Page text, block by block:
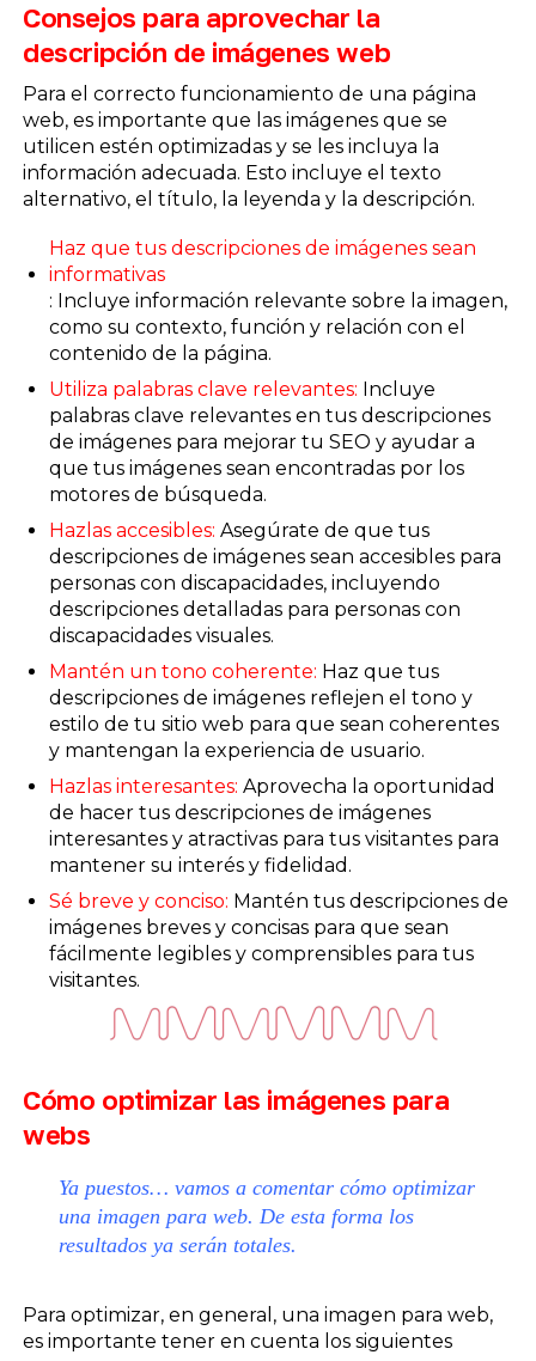
Consejos para aprovechar la
descripción de imágenes web
Para el correcto funcionamiento de una página
web, es importante que las imágenes que se
utilicen estén optimizadas y se les incluya la
información adecuada. Esto incluye el texto
alternativo, el título, la leyenda y la descripción.
Haz que tus descripciones de imágenes sean
informativas
: Incluye información relevante sobre la imagen,
como su contexto, función y relación con el
contenido de la página.
Utiliza palabras clave relevantes: Incluye
palabras clave relevantes en tus descripciones
de imágenes para mejorar tu SEO y ayudar a
que tus imágenes sean encontradas por los
motores de búsqueda.
Hazlas accesibles: Asegúrate de que tus
descripciones de imágenes sean accesibles para
personas con discapacidades, incluyendo
descripciones detalladas para personas con
discapacidades visuales.
Mantén un tono coherente: Haz que tus
descripciones de imágenes reflejen el tono y
estilo de tu sitio web para que sean coherentes
y mantengan la experiencia de usuario.
Hazlas interesantes: Aprovecha la oportunidad
de hacer tus descripciones de imágenes
interesantes y atractivas para tus visitantes para
mantener su interés y fidelidad.
Sé breve y conciso: Mantén tus descripciones de
imágenes breves y concisas para que sean
fácilmente legibles y comprensibles para tus
visitantes.
Cómo optimizar las imágenes para
webs
Ya puestos… vamos a comentar cómo optimizar
una imagen para web. De esta forma los
resultados ya serán totales.
Para optimizar, en general, una imagen para web,
es importante tener en cuenta los siguientes